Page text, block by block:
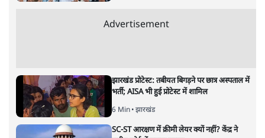
नहीं है। सभी धर्मों के ठेकेदारों को चाहिए कि वे अपने अनुयायियों को
इन पाखंडों से मुक्त करें। यह, अदालतों का नहीं, उनका फर्ज है।